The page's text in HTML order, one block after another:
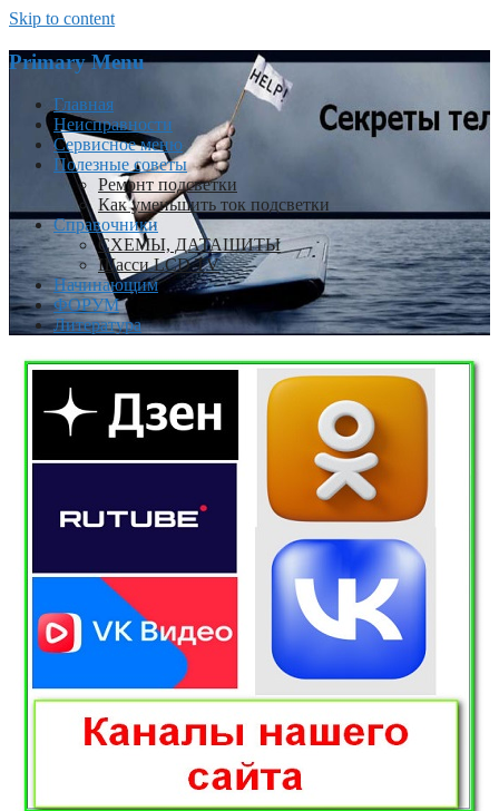
Skip to content
Primary Menu
Главная
Неисправности
Сервисное меню
Полезные советы
Ремонт подсветки
Как уменьшить ток подсветки
Справочники
СХЕМЫ, ДАТАШИТЫ
Шасси LCD TV
Начинающим
ФОРУМ
Литература